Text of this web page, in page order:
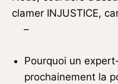
clamer INJUSTICE,
–
Pourquoi un
prochainement la